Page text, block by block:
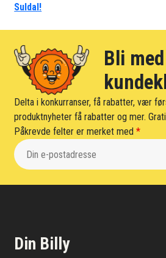
Suldal!
Bli
Delta i konkurranser, få rabatter, vær
produktnyheter få rabatter og mer.
Påkrevde felter er merket med*
Din Billy